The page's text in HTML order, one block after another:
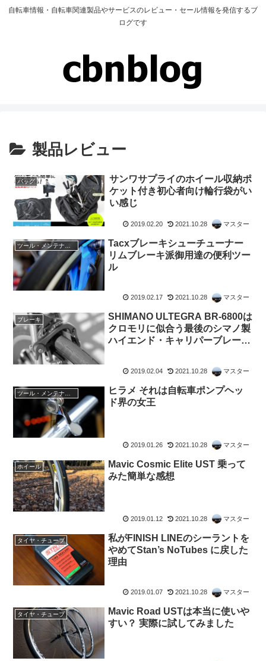
自転車情報・自転車関連製品やサービスのレビュー・セール情報を発信するブ
ログです
製品レビュー
バッグ
サンワサプライのホイール収納ポ
ケット付き初心者向け輪行袋がい
い感じ
2019.02.20 2021.10.28 マスター
Tacxブレーキシューチューナー
リムブレーキ派御用達の便利ツー
ル
2019.02.17 2021.10.28 マスター
ブレーキ
SHIMANO ULTEGRA BR-6800は
クロモリに似合う最後のシマノ製
ハイエンド・キャリパーブレーキ
2019.02.04 2021.10.28 マスター
ヒラメ それは自転車ポンプヘッ
ド界の女王
2019.01.26 2021.10.28 マスター
ホイール
Mavic Cosmic Elite UST 乗って
みた簡単な感想
2019.01.12 2021.10.28 マスター
タイヤ・チューブ
私がFINISH LINEのシーラントを
やめてStan’s NoTubes に戻した
理由
2019.01.07 2021.10.28 マスター
タイヤ・チューブ
Mavic Road USTは本当に使いや
すい？ 実際に試してみました